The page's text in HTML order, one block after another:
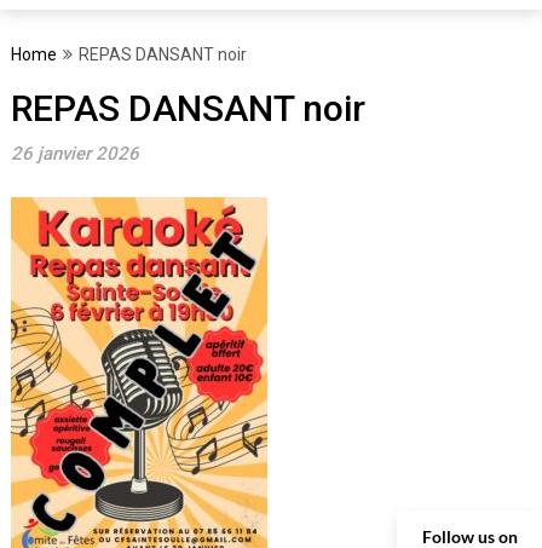
Home REPAS DANSANT noir
REPAS DANSANT noir
26 janvier 2026
Follow us on